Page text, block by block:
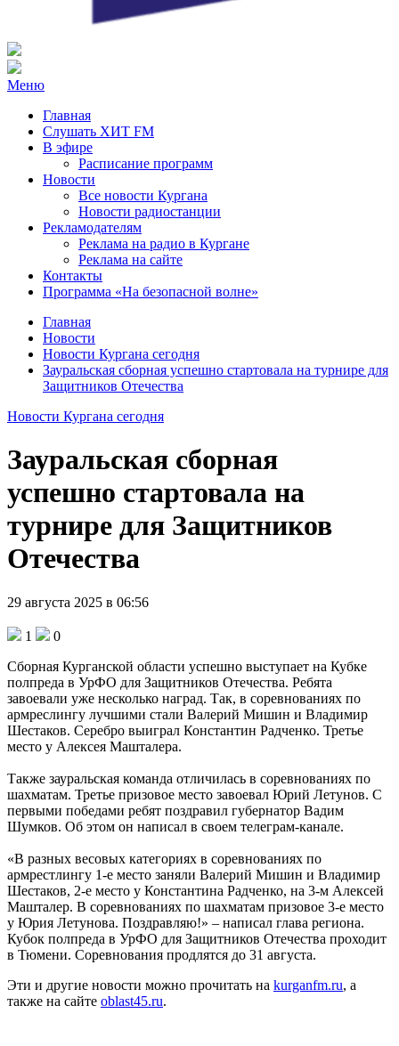
Радио ХИТ FM Курган
103.2 FM
Меню
Главная
Слушать ХИТ FM
В эфире
Расписание программ
Новости
Все новости Кургана
Новости радиостанции
Рекламодателям
Реклама на радио в Кургане
Реклама на сайте
Контакты
Программа «На безопасной волне»
Главная
Новости
Новости Кургана сегодня
Зауральская сборная успешно стартовала на турнире для
Защитников Отечества
Новости Кургана сегодня
Зауральская сборная
успешно стартовала на
турнире для Защитников
Отечества
29 августа 2025 в 06:56
1
0
Сборная Курганской области успешно выступает на Кубке
полпреда в УрФО для Защитников Отечества. Ребята
завоевали уже несколько наград. Так, в соревнованиях по
армреслингу лучшими стали Валерий Мишин и Владимир
Шестаков. Серебро выиграл Константин Радченко. Третье
место у Алексея Машталера.
Также зауральская команда отличилась в соревнованиях по
шахматам. Третье призовое место завоевал Юрий Летунов. С
первыми победами ребят поздравил губернатор Вадим
Шумков. Об этом он написал в своем телеграм-канале.
«В разных весовых категориях в соревнованиях по
армрестлингу 1-е место заняли Валерий Мишин и Владимир
Шестаков, 2-е место у Константина Радченко, на 3-м Алексей
Машталер. В соревнованиях по шахматам призовое 3-е место
у Юрия Летунова. Поздравляю!» – написал глава региона.
Кубок полпреда в УрФО для Защитников Отечества проходит
в Тюмени. Соревнования продлятся до 31 августа.
Эти и другие новости можно прочитать на kurganfm.ru, а
также на сайте oblast45.ru.